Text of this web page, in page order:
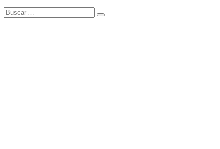
Buscar:
Buscar